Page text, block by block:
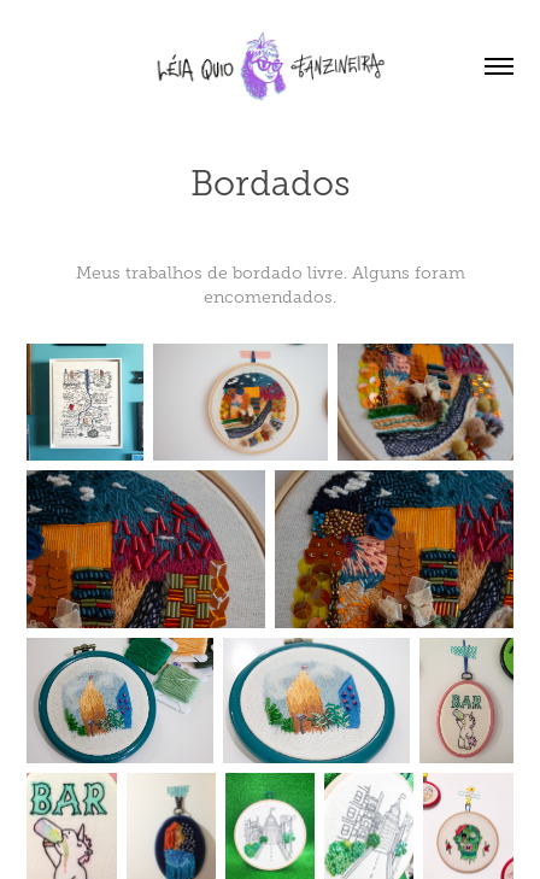
Bordados
Meus trabalhos de bordado livre. Alguns foram
encomendados.